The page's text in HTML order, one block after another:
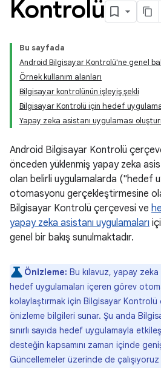
Kontrolü
Bu sayfada
Android Bilgisayar Kontrolü'ne genel
Örnek kullanım alanları
Bilgisayar kontrolünün işleyiş şekli
Bilgisayar Kontrolü için hedef
Yapay zeka asistanı uygulaması
Android Bilgisayar Kontrolü
önceden yüklenmiş yapay zeka
olan belirli uygulamalarda ("hedef
otomasyonu gerçekleştirmesine
Bilgisayar Kontrolü çerçevesi ve
yapay zeka asistanı uygulamaları
genel bir bakış sunulmaktadır.
Önizleme: Bu kılavuz, yapay zeka
hedef uygulamaları içeren görev
kolaylaştırmak için Bilgisayar
önizleme bilgileri sunar. Şu anda
sınırlı sayıda hedef uygulamayla
desteğin kapsamını zaman içinde
Güncellemeler üzerinde de